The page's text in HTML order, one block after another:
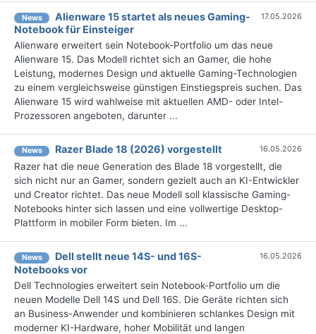
News
Alienware 15 startet als neues Gaming-
Notebook für Einsteiger
17.05.2026
Alienware erweitert sein Notebook-Portfolio um das neue
Alienware 15. Das Modell richtet sich an Gamer, die hohe
Leistung, modernes Design und aktuelle Gaming-Technologien
zu einem vergleichsweise günstigen Einstiegspreis suchen. Das
Alienware 15 wird wahlweise mit aktuellen AMD- oder Intel-
Prozessoren angeboten, darunter ...
News Razer Blade 18 (2026) vorgestellt 16.05.2026
Razer hat die neue Generation des Blade 18 vorgestellt, die
sich nicht nur an Gamer, sondern gezielt auch an KI-Entwickler
und Creator richtet. Das neue Modell soll klassische Gaming-
Notebooks hinter sich lassen und eine vollwertige Desktop-
Plattform in mobiler Form bieten. Im ...
News
Dell stellt neue 14S- und 16S-
Notebooks vor
16.05.2026
Dell Technologies erweitert sein Notebook-Portfolio um die
neuen Modelle Dell 14S und Dell 16S. Die Geräte richten sich
an Business-Anwender und kombinieren schlankes Design mit
moderner KI-Hardware, hoher Mobilität und langen